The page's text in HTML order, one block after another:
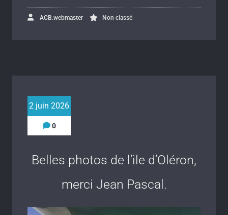
ACB.webmaster Non classé
2 juin 2026
0
Belles photos de l’ile d’Oléron,
merci Jean Pascal.